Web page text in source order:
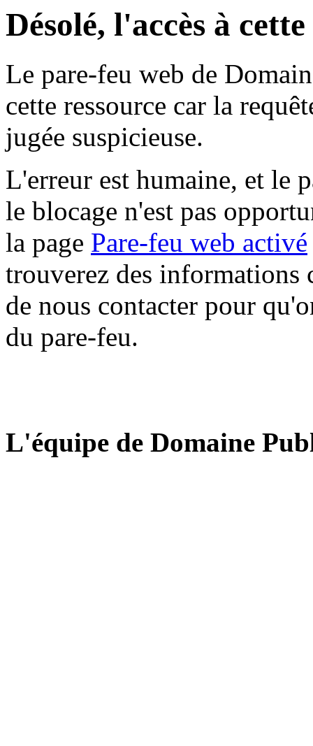
Désolé, l'accès à
Le pare-feu web de
cette ressource car la
jugée suspicieuse.
L'erreur est humaine, et le
le blocage n'est pas
la page Pare-feu web activé
trouverez des informations
de nous contacter pour
du pare-feu.
L'équipe de Domaine